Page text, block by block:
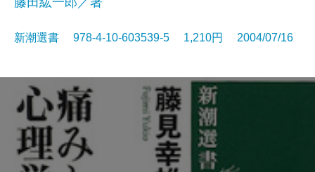
新潮選書 978-4-10-603539-5 1,210円 2004/07/16